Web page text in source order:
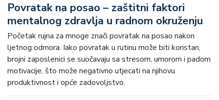
Povratak na posao – zaštitni faktori
mentalnog zdravlja u radnom okruženju
Početak rujna za mnoge znači povratak na posao nakon
ljetnog odmora. Iako povratak u rutinu može biti koristan,
brojni zaposlenici se suočavaju sa stresom, umorom i padom
motivacije, što može negativno utjecati na njihovu
produktivnost i opće zadovoljstvo.